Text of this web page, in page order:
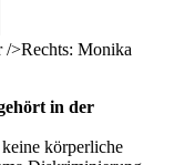
>Rechts: Monika
in der
körperliche